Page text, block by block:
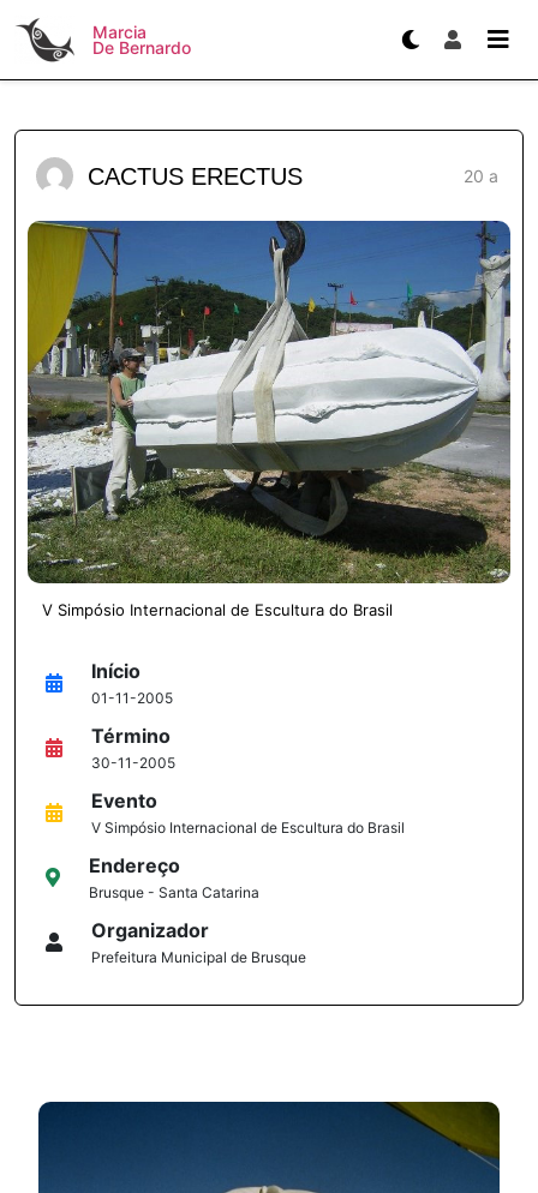
Marcia
De Bernardo
CACTUS ERECTUS 20 a
V Simpósio Internacional de Escultura do Brasil
Início
01-11-2005
Término
30-11-2005
Evento
V Simpósio Internacional de Escultura do Brasil
Endereço
Brusque - Santa Catarina
Organizador
Prefeitura Municipal de Brusque